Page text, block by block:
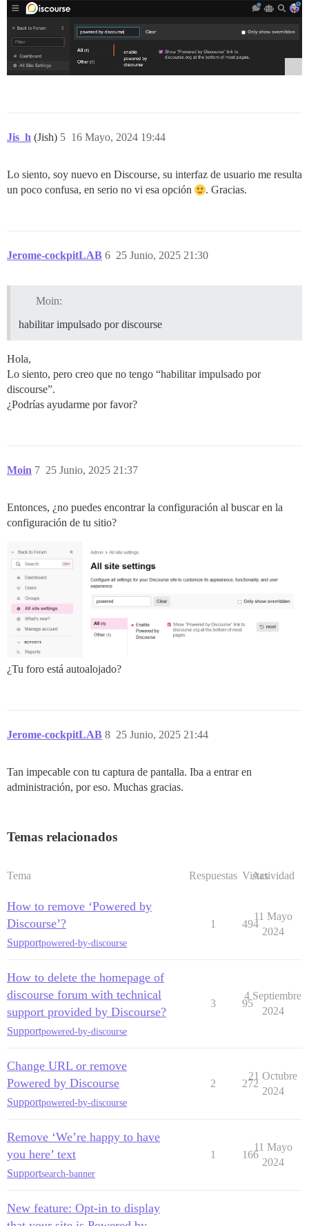
Jis_h (Jish) 16 Mayo, 2024 19:44
5
Lo siento, soy nuevo en Discourse, su interfaz de usuario me resulta
un poco confusa, en serio no vi esa opción
. Gracias.
Jerome-cockpitLAB 25 Junio, 2025 21:30
6
Moin:
habilitar impulsado por discourse
Hola,
Lo siento, pero creo que no tengo “habilitar impulsado por
discourse”.
¿Podrías ayudarme por favor?
Moin 25 Junio, 2025 21:37
7
Entonces, ¿no puedes encontrar la configuración al buscar en la
configuración de tu sitio?
¿Tu foro está autoalojado?
Jerome-cockpitLAB 25 Junio, 2025 21:44
8
Tan impecable con tu captura de pantalla. Iba a entrar en
administración, por eso. Muchas gracias.
Temas relacionados
Tema Respuestas Vistas
Actividad
How to remove ‘Powered by
Discourse’?
Supportpowered-by-discourse
1 494
11 Mayo
2024
How to delete the homepage of
discourse forum with technical
support provided by Discourse?
Supportpowered-by-discourse
3 95
4 Septiembre
2024
Change URL or remove
Powered by Discourse
Supportpowered-by-discourse
2 272
21 Octubre
2024
Remove ‘We’re happy to have
you here’ text
Supportsearch-banner
1 166
11 Mayo
2024
New feature: Opt-in to display